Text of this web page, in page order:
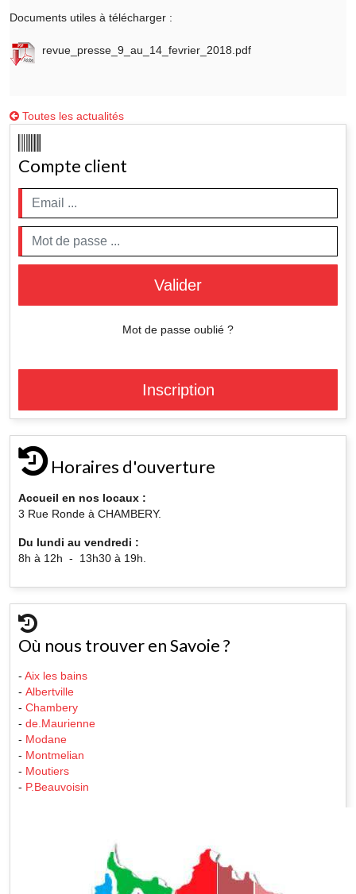
Documents utiles à télécharger :
revue_presse_9_au_14_fevrier_2018.pdf
Toutes les actualités
Compte client
Valider
Mot de passe oublié ?
Inscription
Horaires d'ouverture
Accueil en nos locaux :
3 Rue Ronde à CHAMBERY.
Du lundi au vendredi :
8h à 12h - 13h30 à 19h.
Où nous trouver en Savoie ?
- Aix les bains
- Albertville
- Chambery
- de.Maurienne
- Modane
- Montmelian
- Moutiers
- P.Beauvoisin